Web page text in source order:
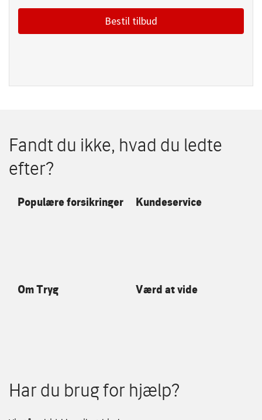
Bestil tilbud
Fandt du ikke, hvad du ledte
efter?
Populære forsikringer Kundeservice
Om Tryg Værd at vide
Har du brug for hjælp?